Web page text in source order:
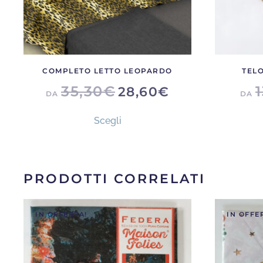
COMPLETO LETTO LEOPARDO
DA 35,30€28,60€
Scegliprodotto
varianti.
opzioni
possono
essere
scelte
DA
PRODOTTI CORRELATI
IN OFFERTA! IN